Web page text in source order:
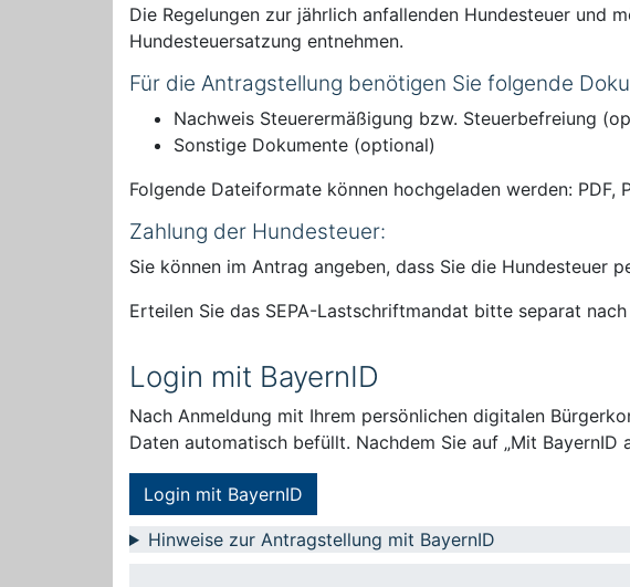
Die Regelungen zur jährlich anfallenden Hundesteuer und
Hundesteuersatzung entnehmen.
Für die Antragstellung benötigen Sie folgende
Nachweis Steuerermäßigung bzw. Steuerbefreiung
Sonstige Dokumente (optional)
Folgende Dateiformate können hochgeladen werden: PDF,
Zahlung der Hundesteuer:
Sie können im Antrag angeben, dass Sie die Hundesteuer
Erteilen Sie das SEPA-Lastschriftmandat bitte separat
Login mit BayernID
Nach Anmeldung mit Ihrem persönlichen digitalen
Daten automatisch befüllt. Nachdem Sie auf „Mit
Login mit BayernID
Hinweise zur Antragstellung mit BayernID